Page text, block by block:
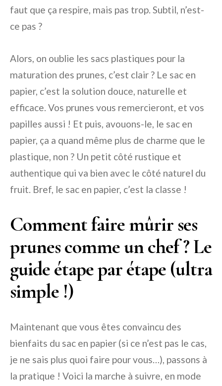
faut que ça respire, mais pas trop. Subtil, n’est-
ce pas ?
Alors, on oublie les sacs plastiques pour la
maturation des prunes, c’est clair ? Le sac en
papier, c’est la solution douce, naturelle et
efficace. Vos prunes vous remercieront, et vos
papilles aussi ! Et puis, avouons-le, le sac en
papier, ça a quand même plus de charme que le
plastique, non ? Un petit côté rustique et
authentique qui va bien avec le côté naturel du
fruit. Bref, le sac en papier, c’est la classe !
Comment faire mûrir ses
prunes comme un chef ? Le
guide étape par étape (ultra
simple !)
Maintenant que vous êtes convaincu des
bienfaits du sac en papier (si ce n’est pas le cas,
je ne sais plus quoi faire pour vous…), passons à
la pratique ! Voici la marche à suivre, en mode